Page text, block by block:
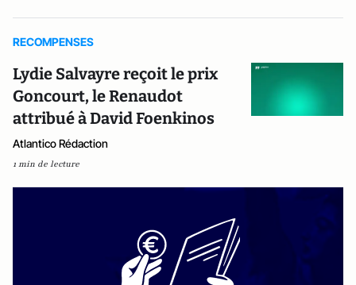
RECOMPENSES
Lydie Salvayre reçoit le prix
Goncourt, le Renaudot
attribué à David Foenkinos
Atlantico Rédaction
1 min de lecture